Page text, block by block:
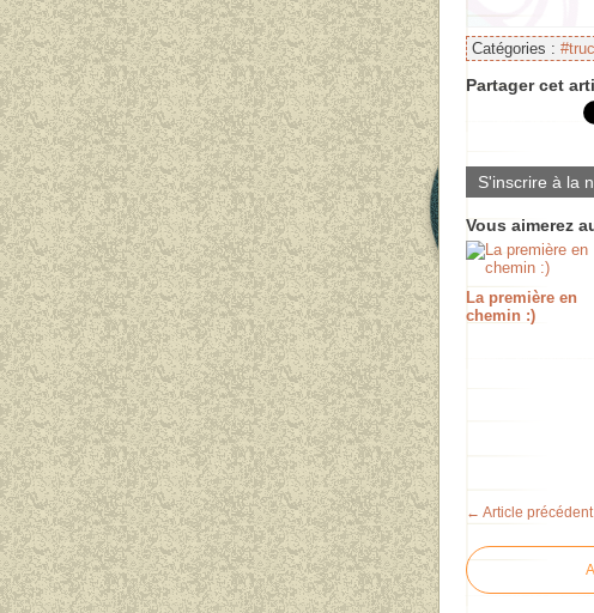
Catégories :
Partager cet
S'inscrire à la
Vous aimerez
La première en
chemin :)
← Article précédent